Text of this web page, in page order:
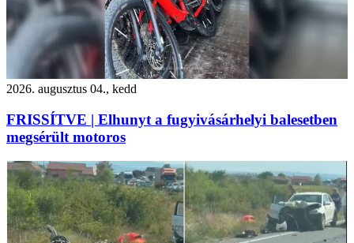
2026. augusztus 04., kedd
FRISSÍTVE | Elhunyt a fugyivásárhelyi balesetben
megsérült motoros